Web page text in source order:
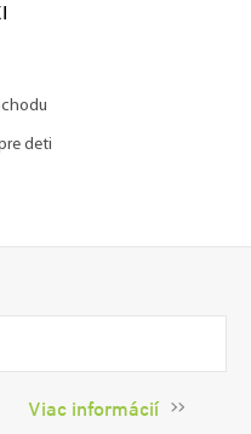
deti
Viac informácií